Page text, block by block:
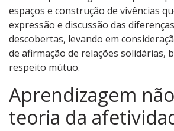
espaços e construção de vivências
expressão e discussão das
descobertas, levando em
de afirmação de relações solidárias,
respeito mútuo.
Aprendizagem
teoria da